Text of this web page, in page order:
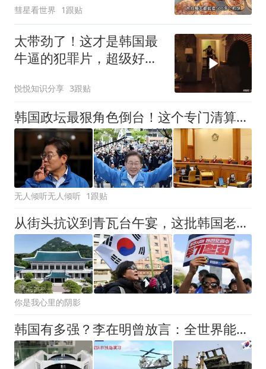
彗星看世界 1跟贴
太带劲了！这才是韩国最
牛逼的犯罪片，超级好
悦悦知识分享 3跟贴
韩国政坛最狠角色倒台！这个专门清算总统的机构被李在明反杀了？
无人倾听无人倾听 1跟贴
从街头抗议到青瓦台午宴，这批韩国老人等了半辈子，只为要个名分
你是我心里的阴影
韩国有多强？李在明曾放言：全世界能打赢我们的国家，只有4个！